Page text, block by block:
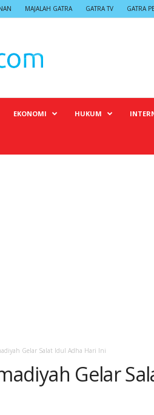
MAJALAH GATRA GATRA TV GATRA
EKONOMI HUKUM
Gelar Salat Idul Adha Hari Ini
Gelar